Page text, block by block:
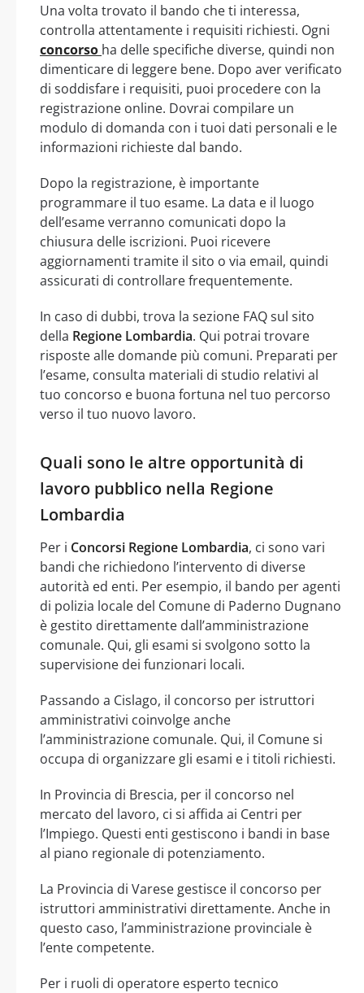
Una volta trovato il bando che ti interessa,
controlla attentamente i requisiti richiesti. Ogni
concorso ha delle specifiche diverse, quindi non
dimenticare di leggere bene. Dopo aver verificato
di soddisfare i requisiti, puoi procedere con la
registrazione online. Dovrai compilare un
modulo di domanda con i tuoi dati personali e le
informazioni richieste dal bando.
Dopo la registrazione, è importante
programmare il tuo esame. La data e il luogo
dell’esame verranno comunicati dopo la
chiusura delle iscrizioni. Puoi ricevere
aggiornamenti tramite il sito o via email, quindi
assicurati di controllare frequentemente.
In caso di dubbi, trova la sezione FAQ sul sito
della Regione Lombardia. Qui potrai trovare
risposte alle domande più comuni. Preparati per
l’esame, consulta materiali di studio relativi al
tuo concorso e buona fortuna nel tuo percorso
verso il tuo nuovo lavoro.
Quali sono le altre opportunità di
lavoro pubblico nella Regione
Lombardia
Per i Concorsi Regione Lombardia, ci sono vari
bandi che richiedono l’intervento di diverse
autorità ed enti. Per esempio, il bando per agenti
di polizia locale del Comune di Paderno Dugnano
è gestito direttamente dall’amministrazione
comunale. Qui, gli esami si svolgono sotto la
supervisione dei funzionari locali.
Passando a Cislago, il concorso per istruttori
amministrativi coinvolge anche
l’amministrazione comunale. Qui, il Comune si
occupa di organizzare gli esami e i titoli richiesti.
In Provincia di Brescia, per il concorso nel
mercato del lavoro, ci si affida ai Centri per
l’Impiego. Questi enti gestiscono i bandi in base
al piano regionale di potenziamento.
La Provincia di Varese gestisce il concorso per
istruttori amministrativi direttamente. Anche in
questo caso, l’amministrazione provinciale è
l’ente competente.
Per i ruoli di operatore esperto tecnico